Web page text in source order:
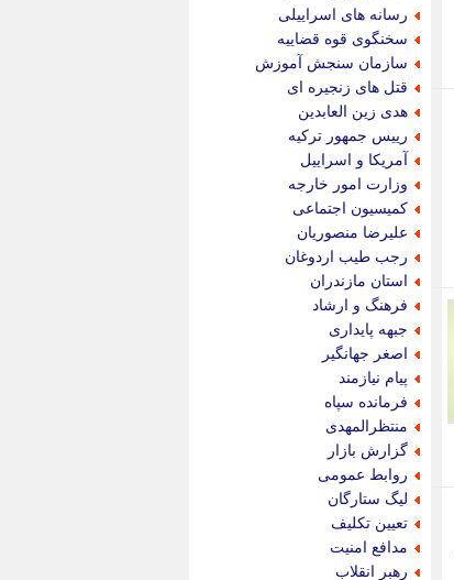
رسانه های اسراییلی
سخنگوی قوه قضاییه
سازمان سنجش آموزش
قتل های زنجیره ای
هدی زین العابدین
رییس جمهور ترکیه
آمریکا و اسراییل
وزارت امور خارجه
کمیسیون اجتماعی
علیرضا منصوریان
رجب طیب اردوغان
استان مازندران
فرهنگ و ارشاد
جبهه پایداری
اصغر جهانگیر
پیام نیازمند
فرمانده سپاه
منتظرالمهدی
گزارش بازار
روابط عمومی
لیگ ستارگان
تعیین تکلیف
مدافع امنیت
رهبر انقلاب